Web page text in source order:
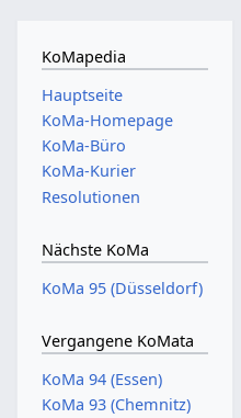
KoMapedia
Hauptseite
KoMa-Homepage
KoMa-Büro
KoMa-Kurier
Resolutionen
Nächste KoMa
KoMa 95 (Düsseldorf)
Vergangene KoMata
KoMa 94 (Essen)
KoMa 93 (Chemnitz)